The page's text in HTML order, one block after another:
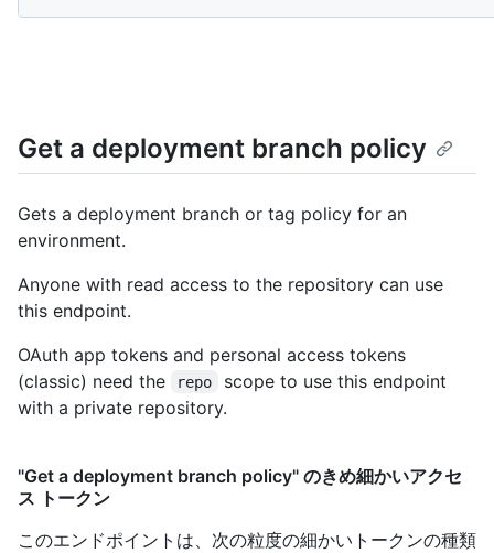
Get a deployment branch policy
Gets a deployment branch or tag policy for an
environment.
Anyone with read access to the repository can use
this endpoint.
OAuth app tokens and personal access tokens
(classic) need the
repo
scope to use this endpoint
with a private repository.
"Get a deployment branch policy" のきめ細かいアクセ
ス トークン
このエンドポイントは、次の粒度の細かいトークンの種類